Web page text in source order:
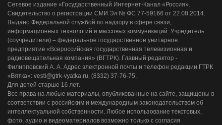
Сетевое издание «Государственный Интернет-Канал «Россия».
Свидетельство о регистрации СМИ Эл № ФС 77-59166 от 22.08.2014.
Выдано Федеральной службой по надзору в сфере связи,
информационных технологий и массовых коммуникаций. Учредитель
(соучредители) – федеральное государственное унитарное
предприятие «Всероссийская государственная телевизионная и
радиовещательная компания» (ВГТРК). Главный редактор -
Филипповский А. А. Адрес электронной почты и телефон редакции ГТРК
«Вятка»: vesti@gtrk-vyatka.ru, (8332) 37-76-75.
Для детей старше 16 лет.
Все права на любые материалы, опубликованные на сайте, защищены в
соответствии с российским и международным законодательством об
интеллектуальной собственности. Любое использование текстовых,
фото, аудио и видеоматериалов возможно только с согласия